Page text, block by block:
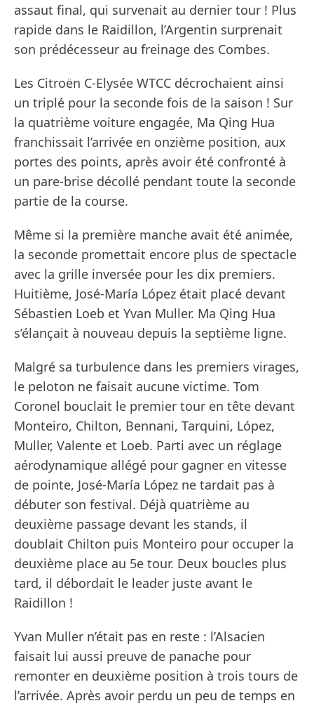
assaut final, qui survenait au dernier tour ! Plus
rapide dans le Raidillon, l’Argentin surprenait
son prédécesseur au freinage des Combes.
Les Citroën C-Elysée WTCC décrochaient ainsi
un triplé pour la seconde fois de la saison ! Sur
la quatrième voiture engagée, Ma Qing Hua
franchissait l’arrivée en onzième position, aux
portes des points, après avoir été confronté à
un pare-brise décollé pendant toute la seconde
partie de la course.
Même si la première manche avait été animée,
la seconde promettait encore plus de spectacle
avec la grille inversée pour les dix premiers.
Huitième, José-María López était placé devant
Sébastien Loeb et Yvan Muller. Ma Qing Hua
s’élançait à nouveau depuis la septième ligne.
Malgré sa turbulence dans les premiers virages,
le peloton ne faisait aucune victime. Tom
Coronel bouclait le premier tour en tête devant
Monteiro, Chilton, Bennani, Tarquini, López,
Muller, Valente et Loeb. Parti avec un réglage
aérodynamique allégé pour gagner en vitesse
de pointe, José-María López ne tardait pas à
débuter son festival. Déjà quatrième au
deuxième passage devant les stands, il
doublait Chilton puis Monteiro pour occuper la
deuxième place au 5e tour. Deux boucles plus
tard, il débordait le leader juste avant le
Raidillon !
Yvan Muller n’était pas en reste : l’Alsacien
faisait lui aussi preuve de panache pour
remonter en deuxième position à trois tours de
l’arrivée. Après avoir perdu un peu de temps en